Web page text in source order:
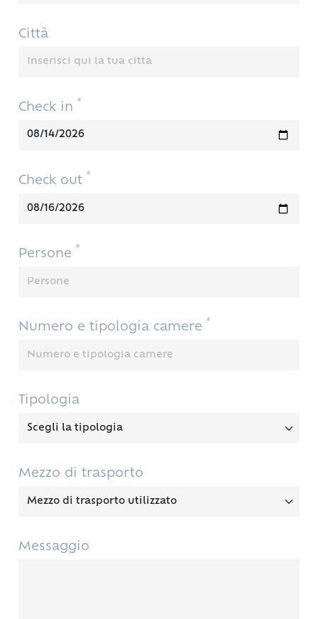
Città
Check in *
Check out *
Persone *
Numero e tipologia camere *
Tipologia
Mezzo di trasporto
Messaggio